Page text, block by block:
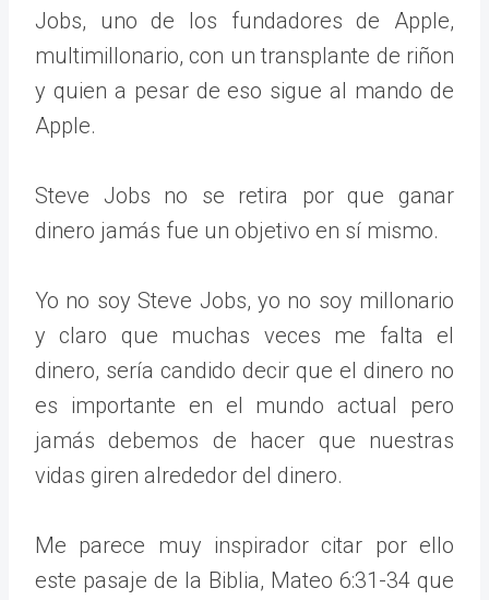
Jobs, uno de los fundadores de Apple,
multimillonario, con un transplante de riñon
y quien a pesar de eso sigue al mando de
Apple.
Steve Jobs no se retira por que ganar
dinero jamás fue un objetivo en sí mismo.
Yo no soy Steve Jobs, yo no soy millonario
y claro que muchas veces me falta el
dinero, sería candido decir que el dinero no
es importante en el mundo actual pero
jamás debemos de hacer que nuestras
vidas giren alrededor del dinero.
Me parece muy inspirador citar por ello
este pasaje de la Biblia, Mateo 6:31-34 que